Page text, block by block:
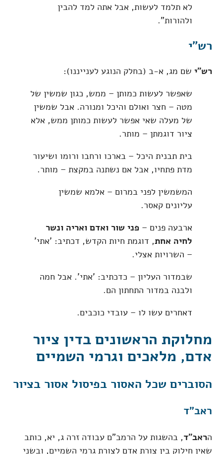
לא תלמד לעשות, אבל אתה למד להבין
ולהורות".
רש"י
רש"י שם מג, א-ב (בחלק הנוגע לענייננו):
שאפשר לעשות כמותן – ממש, כגון שמשין של
מטה – חצר ואולם והיכל ומנורה. אבל שמשין
של מעלה שאי אפשר לעשות כמותן ממש, אלא
ציור דוגמתן – מותר.
בית תבנית היכל – בארכו ורחבו ורומו ושיעור
מדת פתחיו, אבל אם נשתנה במקצת – מותר.
המשמשין לפני במרום – אלמא שמשין
עליונים קאסר.
ארבעה פנים – פני שור ואדם ואריה ונשר
לחיה אחת, דוגמת חיות הקדש, דכתיב: 'אתי'
– השרויות אצלי.
שבמדור העליון – כדכתיב: 'אתי'. אבל חמה
ולבנה במדור התחתון הם.
דאחרים עשו לו – עובדי כוכבים.
מחלוקת הראשונים בדין ציור
אדם, מלאכים וגרמי השמיים
הסוברים שכל האסור בפיסול אסור בציור
ראב"ד
הראב"ד, בהשגות על הרמב"ם עבודה זרה ג, יא, כותב
שאין חילוק בין צורת אדם לצורת גרמי השמיים, ובשני